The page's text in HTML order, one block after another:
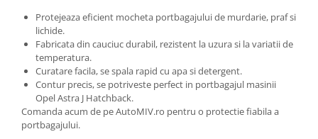
Protejeaza eficient mocheta portbagajului de murdarie, praf si
lichide.
Fabricata din cauciuc durabil, rezistent la uzura si la variatii de
temperatura.
Curatare facila, se spala rapid cu apa si detergent.
Contur precis, se potriveste perfect in portbagajul masinii
Opel Astra J Hatchback.
Comanda acum de pe AutoMIV.ro pentru o protectie fiabila a
portbagajului.